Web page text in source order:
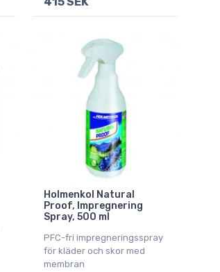
Holmenkol Natural
Proof, Impregnering
Spray, 500 ml
PFC-fri impregneringsspray
för kläder och skor med
membran